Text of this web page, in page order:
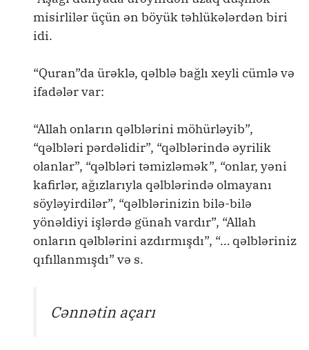
misirlilər üçün ən böyük təhlükələrdən biri
idi.
“Quran”da ürəklə, qəlblə bağlı xeyli cümlə və
ifadələr var:
“Allah onların qəlblərini möhürləyib”,
“qəlbləri pərdəlidir”, “qəlblərində əyrilik
olanlar”, “qəlbləri təmizləmək”, “onlar, yəni
kafirlər, ağızlarıyla qəlblərində olmayanı
söyləyirdilər”, “qəlblərinizin bilə-bilə
yönəldiyi işlərdə günah vardır”, “Allah
onların qəlblərini azdırmışdı”, “… qəlbləriniz
qıfıllanmışdı” və s.
Cənnətin açarı